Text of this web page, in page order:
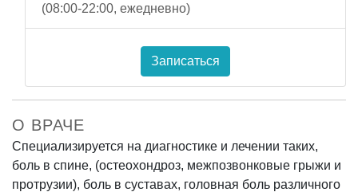
(08:00-22:00, ежедневно)
Записаться
О ВРАЧЕ
Специализируется на диагностике и лечении таких,
боль в спине, (остеохондроз, межпозвонковые грыжи и
протрузии), боль в суставах, головная боль различного